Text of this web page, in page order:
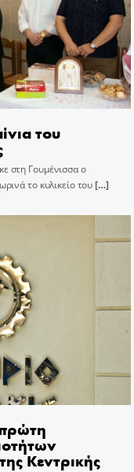
του
στη Γουμένισσα ο
το κυλικείο του[…]
Κεντρικής